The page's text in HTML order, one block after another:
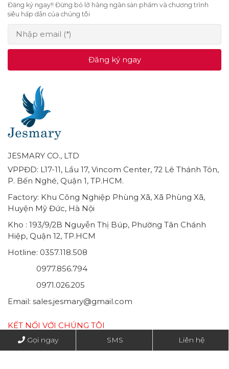
Đăng ký ngay!! Đừng bỏ lỡ hàng ngàn sản phẩm và chương trình
siêu hấp dẫn của chúng tôi
Đăng ký ngay
JESMARY CO., LTD
VPPĐD: L17-11, Lầu 17, Vincom Center, 72 Lê Thánh Tôn,
P. Bến Nghé, Quận 1, TP.HCM.
Factory: Khu Công Nghiệp Phùng Xã, Xã Phùng Xã,
Huyện Mỹ Đức, Hà Nội
Kho : 193/9/2B Nguyễn Thị Búp, Phường Tân Chánh
Hiệp, Quận 12, TP.HCM
Hotline: 0357.118.508
0977.856.794
0971.026.205
Email: sales.jesmary@gmail.com
KẾT NỐI VỚI CHÚNG TÔI
Gọi ngay SMS Liên hệ